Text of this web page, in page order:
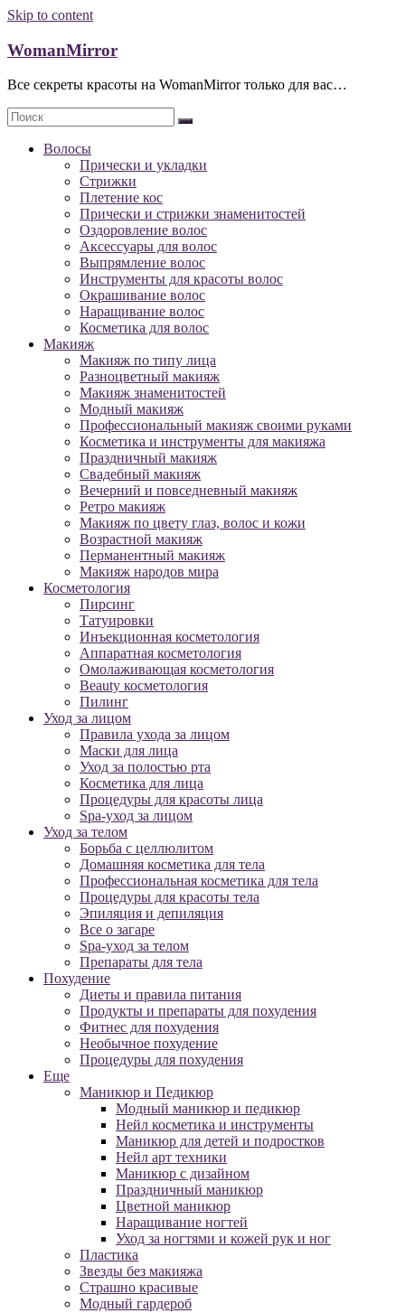
Skip to content
WomanMirror
Все секреты красоты на WomanMirror только для вас…
Волосы
Прически и укладки
Стрижки
Плетение кос
Прически и стрижки знаменитостей
Оздоровление волос
Аксессуары для волос
Выпрямление волос
Инструменты для красоты волос
Окрашивание волос
Наращивание волос
Косметика для волос
Макияж
Макияж по типу лица
Разноцветный макияж
Макияж знаменитостей
Модный макияж
Профессиональный макияж своими руками
Косметика и инструменты для макияжа
Праздничный макияж
Свадебный макияж
Вечерний и повседневный макияж
Ретро макияж
Макияж по цвету глаз, волос и кожи
Возрастной макияж
Перманентный макияж
Макияж народов мира
Косметология
Пирсинг
Татуировки
Инъекционная косметология
Аппаратная косметология
Омолаживающая косметология
Beauty косметология
Пилинг
Уход за лицом
Правила ухода за лицом
Маски для лица
Уход за полостью рта
Косметика для лица
Процедуры для красоты лица
Spa-уход за лицом
Уход за телом
Борьба с целлюлитом
Домашняя косметика для тела
Профессиональная косметика для тела
Процедуры для красоты тела
Эпиляция и депиляция
Все о загаре
Spa-уход за телом
Препараты для тела
Похудение
Диеты и правила питания
Продукты и препараты для похудения
Фитнес для похудения
Необычное похудение
Процедуры для похудения
Еще
Маникюр и Педикюр
Модный маникюр и педикюр
Нейл косметика и инструменты
Маникюр для детей и подростков
Нейл арт техники
Маникюр с дизайном
Праздничный маникюр
Цветной маникюр
Наращивание ногтей
Уход за ногтями и кожей рук и ног
Пластика
Звезды без макияжа
Страшно красивые
Модный гардероб